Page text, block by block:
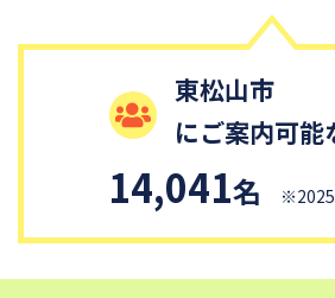
東松山市
にご案内可能
14,041名